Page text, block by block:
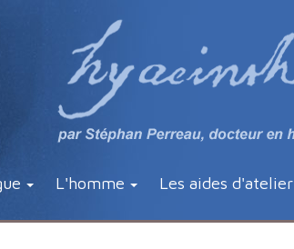
L'homme Les aides d'atelier